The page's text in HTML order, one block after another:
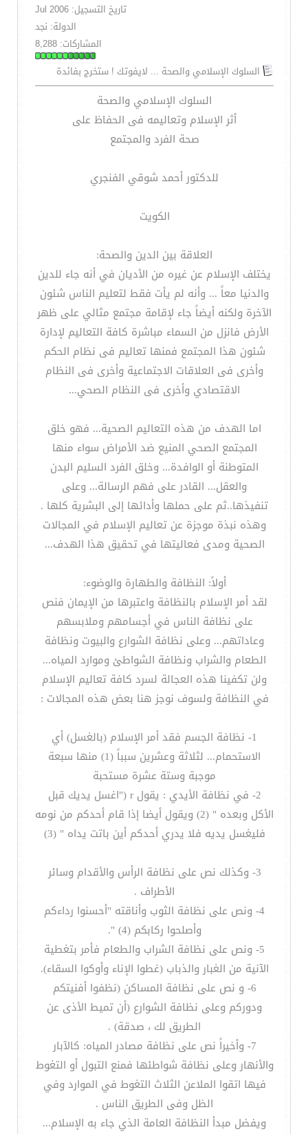
تاريخ التسجيل: Jul 2006
الدولة: نجد
المشاركات: 8,288
السلوك الإسلامي والصحة ... لايفوتك ! ستخرج بفائدة
السلوك الإسلامي والصحة
أثر الإسلام وتعاليمه فى الحفاظ على
صحة الفرد والمجتمع
للدكتور أحمد شوقي الفنجري
الكويت
العلاقة بين الدين والصحة:
يختلف الإسلام عن غيره من الأديان في أنه جاء للدين
والدنيا معاً ... وأنه لم يأت فقط لتعليم الناس شئون
الآخرة ولكنه أيضاً جاء لإقامة مجتمع مثالي على ظهر
الأرض فانزل من السماء مباشرة كافة التعاليم لإدارة
شئون هذا المجتمع فمنها تعاليم فى نظام الحكم
وأخرى فى العلاقات الاجتماعية وأخرى فى النظام
الاقتصادي وأخرى فى النظام الصحي...
اما الهدف من هذه التعاليم الصحية... فهو خلق
المجتمع الصحي المنيع ضد الأمراض سواء منها
المتوطنة أو الوافدة... وخلق الفرد السليم البدن
والعقل... القادر على فهم الرسالة... وعلى
تنفيذها..ثم على حملها وأدائها إلى البشرية كلها .
وهذه نبذة موجزة عن تعاليم الإسلام في المجالات
الصحية ومدى فعاليتها في تحقيق هذا الهدف...
أولاً: النظافة والطهارة والوضوء:
لقد أمر الإسلام بالنظافة واعتبرها من الإيمان فنص
على نظافة الناس في أجسامهم وملابسهم
وعاداتهم... وعلى نظافة الشوارع والبيوت ونظافة
الطعام والشراب ونظافة الشواطئ وموارد المياه...
ولن تكفينا هذه العجالة لسرد كافة تعاليم الإسلام
في النظافة ولسوف نوجز هنا بعض هذه المجالات :
1- نظافة الجسم فقد أمر الإسلام (بالغسل) أي
الاستحمام... لثلاثة وعشرين سبباً (1) منها سبعة
موجبة وستة عشرة مستحبة
2- في نظافة الأيدي : يقول r ("اغسل يديك قبل
الأكل وبعده " (2) ويقول أيضا إذا قام أحدكم من نومه
فليغسل يديه فلا يدري أحدكم أين باتت يداه " (3)
3- وكذلك نص على نظافة الرأس والأقدام وسائر
الأطراف .
4- ونص على نظافة الثوب وأناقته "أحسنوا رداءكم
وأصلحوا ركابكم (4) ".
5- ونص على نظافة الشراب والطعام فأمر بتغطية
الآنية من الغبار والذباب (غطوا الإناء وأوكوا السقاء).
6- و نص على نظافة المساكن (نظفوا أفنيتكم
ودوركم وعلى نظافة الشوارع (أن تميط الأذى عن
الطريق لك ، صدقة) .
7- وأخيراً نص على نظافة مصادر المياه: كالآبار
والأنهار وعلى نظافة شواطئها فمنع التبول أو التغوط
فيها اتقوا الملاعن الثلاث التغوط في الموارد وفي
الظل وفى الطريق الناس .
ويفضل مبدأ النظافة العامة الذي جاء به الإسلام...